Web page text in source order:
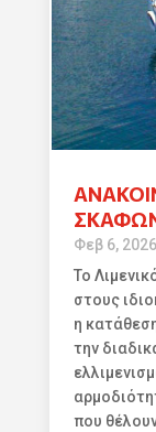
Φεβ 6, 2026
Το
στους
η
την
που